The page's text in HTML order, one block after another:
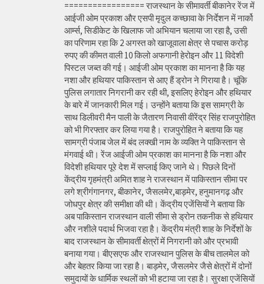
================= राजस्थान के सीमावर्ती बीकानेर रेंज में
आईजी ओम प्रकाश और एसपी मृदुल कच्छावा के निर्देशन में नार्को
आर्म्स, सिडीकेट के खिलाफ जो अभियान चलाया जा रहा है, उसी
का परिणाम रहा कि 2 अगस्त को खाजूवाला क्षेत्र से पचास करोड़
रुपए की कीमत वाली 10 किलो अफगानी हेरोइन और 11 विदेशी
पिस्टल जब्त की गई। आईजी ओम प्रकाश का मानना है कि यह
नशा और हथियार पाकिस्तान से आए हैं ड्रोन ने गिराया है। चूंकि
पुलिस लगातार निगरानी कर रही थी, इसलिए हेरोइन और हथियार
के बारे में जानकारी मिल गई। उन्होंने बताया कि इस सामग्री के
साथ डिलीवरी मैन पाली के जैतारण निवासी वीरेंद्र सिंह राजपुरोहित
को भी गिरफ्तार कर लिया गया है। राजपुरोहित ने बताया कि यह
सामग्री पंजाब जेल में बंद लक्खी नाम के व्यक्ति ने पाकिस्तान से
मंगवाई थी। रेंज आईजी ओम प्रकाश का मानना है कि नशा और
विदेशी हथियार पूरे देश में सप्लाई किए जाने थे। पिछले दिनों
केंद्रीय गृहमंत्री अमित शाह ने राजस्थान में पाकिस्तान सीमा पर
लगे श्रीगंगानगर, बीकानेर, जैसलमेर,बाड़मेर, हनुमानगढ़ और
जोधपुर क्षेत्र की समीक्षा की थी। केंद्रीय एजेंसियों ने बताया कि
अब पाकिस्तान राजस्थान वाली सीमा से ड्रोन तकनीक से हथियार
और नशीले पदार्थ भिजवा रहा है। केंद्रीय मंत्री शाह के निर्देशों के
बाद राजस्थान के सीमावर्ती क्षेत्रों में निगरानी को और प्रभावी
बनाया गया। बीएसएफ और राजस्थान पुलिस के बीच तालमेल को
और बेहतर किया जा रहा है। बाड़मेर, जैसलमेर जैसे क्षेत्रों में दोनों
समुदायों के धार्मिक स्थलों को भी हटाया जा रहा है। सुरक्षा एजेंसियों